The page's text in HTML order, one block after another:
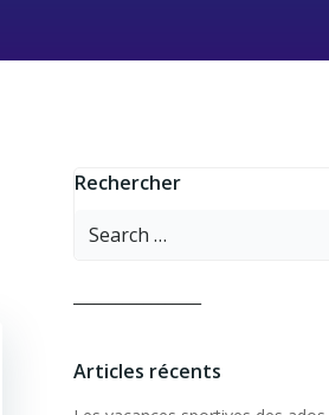
Rechercher
Search
Articles récents